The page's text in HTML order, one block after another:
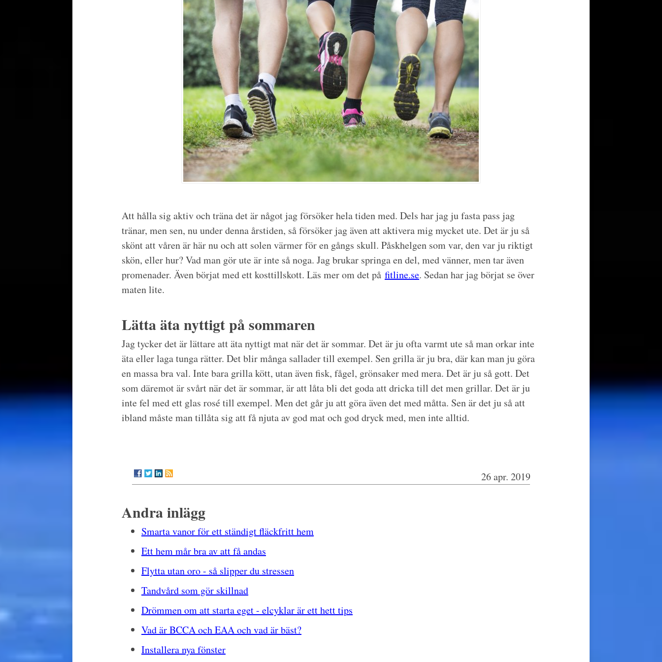
Att hålla sig aktiv och träna det är något jag försöker hela tiden med. Dels har jag ju fasta pass jag
tränar, men sen, nu under denna årstiden, så försöker jag även att aktivera mig mycket ute. Det är ju så
skönt att våren är här nu och att solen värmer för en gångs skull. Påskhelgen som var, den var ju riktigt
skön, eller hur? Vad man gör ute är inte så noga. Jag brukar springa en del, med vänner, men tar även
promenader. Även börjat med ett kosttillskott. Läs mer om det på fitline.se. Sedan har jag börjat se över
maten lite.
Lätta äta nyttigt på sommaren
Jag tycker det är lättare att äta nyttigt mat när det är sommar. Det är ju ofta varmt ute så man orkar inte
äta eller laga tunga rätter. Det blir många sallader till exempel. Sen grilla är ju bra, där kan man ju göra
en massa bra val. Inte bara grilla kött, utan även fisk, fågel, grönsaker med mera. Det är ju så gott. Det
som däremot är svårt när det är sommar, är att låta bli det goda att dricka till det men grillar. Det är ju
inte fel med ett glas rosé till exempel. Men det går ju att göra även det med måtta. Sen är det ju så att
ibland måste man tillåta sig att få njuta av god mat och god dryck med, men inte alltid.
26 apr. 2019
Andra inlägg
Smarta vanor för ett ständigt fläckfritt hem
Ett hem mår bra av att få andas
Flytta utan oro - så slipper du stressen
Tandvård som gör skillnad
Drömmen om att starta eget - elcyklar är ett hett tips
Vad är BCCA och EAA och vad är bäst?
Installera nya fönster